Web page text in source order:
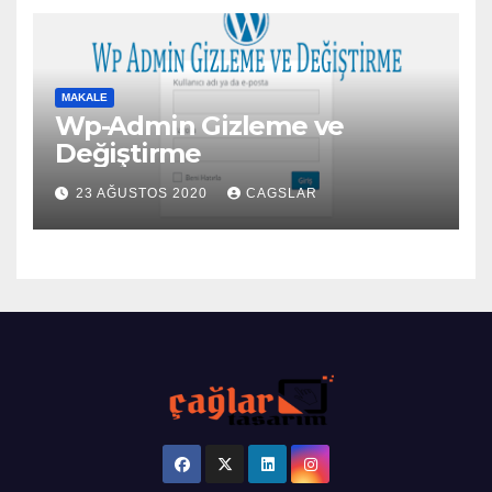
MAKALE
Wp-Admin Gizleme ve
Değiştirme
23 AĞUSTOS 2020 CAGSLAR